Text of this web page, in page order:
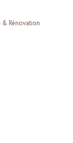
& Rénovation